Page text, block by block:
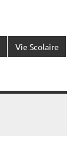
Vie Scolaire